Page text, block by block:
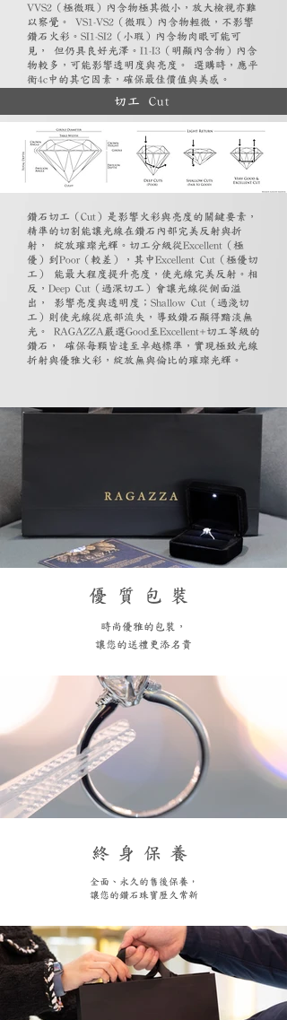
VVS2（極微瑕）內含物極其微小，放大檢視亦難
以察覺。 VS1-VS2（微瑕）內含物輕微，不影響
鑽石火彩。SI1-SI2（小瑕）內含物肉眼可能可
見， 但仍具良好光澤。I1-I3（明顯內含物）內含
物較多，可能影響透明度與亮度。 選購時，應平
衡4c中的其它因素，確保最佳價值與美感。
切工 Cut
鑽石切工（Cut）是影響火彩與亮度的關鍵要素，
精準的切割能讓光線在鑽石內部完美反射與折
射， 綻放璀璨光輝。切工分級從Excellent（極
優）到Poor（較差），其中Excellent Cut（極優切
工） 能最大程度提升亮度，使光線完美反射。相
反，Deep Cut（過深切工）會讓光線從側面溢
出， 影響亮度與透明度；Shallow Cut（過淺切
工）則使光線從底部流失，導致鑽石顯得黯淡無
光。 RAGAZZA嚴選Good至Excellent+切工等級的
鑽石， 確保每顆皆達至卓越標準，實現極致光線
折射與優雅火彩，綻放無與倫比的璀璨光輝。
優質包裝
​時尚優雅的包裝，
讓您的送禮更添名貴
終身保養
全面、永久的售後保養，
讓您的鑽石珠寶歷久常新